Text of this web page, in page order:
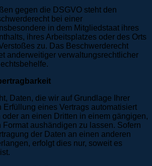
gegen die DSGVO steht den
bei einer
in dem Mitgliedstaat ihres
ihres Arbeitsplatzes oder des Orts
zu. Das Beschwerderecht
anderweitiger verwaltungsrechtlicher
Daten, die wir auf Grundlage Ihrer
Erfüllung eines Vertrags automatisiert
an einen Dritten in einem gängigen,
aushändigen zu lassen. Sofern
der Daten an einen anderen
erfolgt dies nur, soweit es